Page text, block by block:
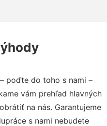
– poďte do toho s nami –
vám prehľad hlavných
na nás. Garantujeme
s nami nebudete